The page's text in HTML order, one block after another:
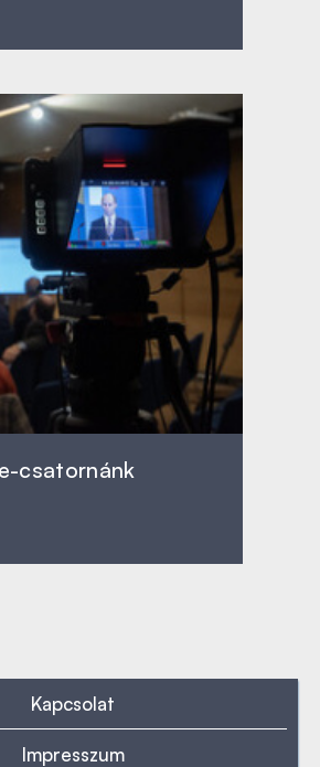
csatornánk
Kapcsolat
Impresszum